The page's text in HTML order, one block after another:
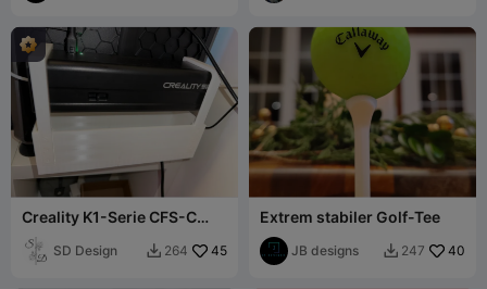
Creality K1-Serie CFS-C
Filamentreste
SD Design  264 45
Extrem stabiler Golf-Tee
JB designs  247 40